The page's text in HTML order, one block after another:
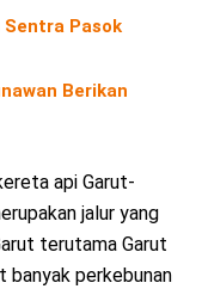
Sentra Pasok
Berikan
api Garut-
jalur yang
terutama Garut
banyak perkebunan